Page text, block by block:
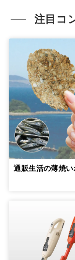
注目コ
通販生活の薄焼い